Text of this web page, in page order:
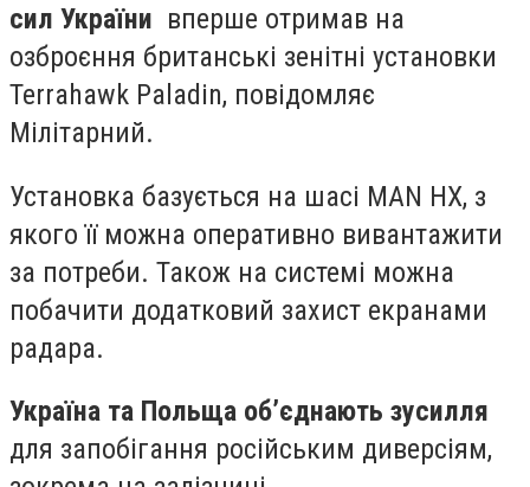
сил України вперше отримав на
озброєння британські зенітні установки
Terrahawk Paladin, повідомляє
Мілітарний.
Установка базується на шасі MAN HX, з
якого її можна оперативно вивантажити
за потреби. Також на системі можна
побачити додатковий захист екранами
радара.
Україна та Польща об’єднають зусилля
для запобігання російським диверсіям,